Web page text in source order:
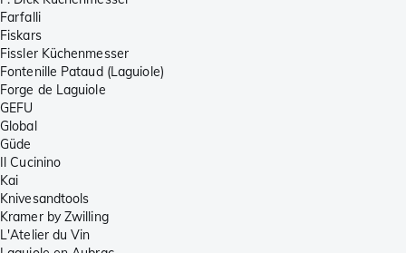
Farfalli
Fiskars
Fissler Küchenmesser
Fontenille Pataud (Laguiole)
Forge de Laguiole
GEFU
Global
Güde
Il Cucinino
Kai
Knivesandtools
Kramer by Zwilling
L'Atelier du Vin